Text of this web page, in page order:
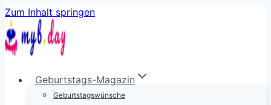
Zum Inhalt springen
Geburtstags-Magazin
Geburtstagswünsche